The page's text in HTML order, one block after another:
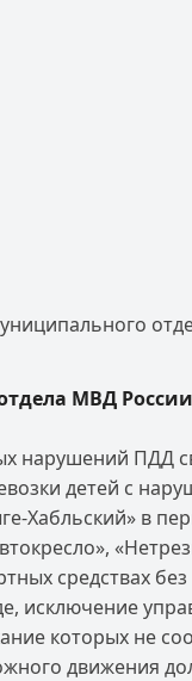
МВД
нарушений ПДД
детей с
в
средствах
исключение
которых не
движения